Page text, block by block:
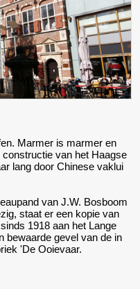
Marmer is marmer en
van het Haagse
lang door Chinese vaklui
van J.W. Bosboom
staat er een kopie van
1918 aan het Lange
bewaarde gevel van de in
'De Ooievaar.